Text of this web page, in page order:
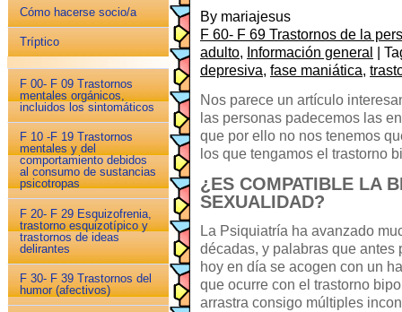
Cómo hacerse socio/a
Tríptico
F 00- F 09 Trastornos
mentales orgánicos,
incluidos los sintomáticos
F 10 -F 19 Trastornos
mentales y del
comportamiento debidos
al consumo de sustancias
psicotropas
F 20- F 29 Esquizofrenia,
trastorno esquizotípico y
trastornos de ideas
delirantes
F 30- F 39 Trastornos del
humor (afectivos)
By mariajesus
F 60- F 69 Trastornos de la
adulto, Información general
|
depresiva, fase maniática,
Nos parece un artículo
las personas padecemos las
que por ello no nos tenemos
los que tengamos el trastorno
¿ES COMPATIBLE LA
SEXUALIDAD?
La Psiquiatría ha avanzado
décadas, y palabras que
hoy en día se acogen con un
que ocurre con el trastorno
arrastra consigo múltiples